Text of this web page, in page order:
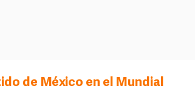
de México en el Mundial